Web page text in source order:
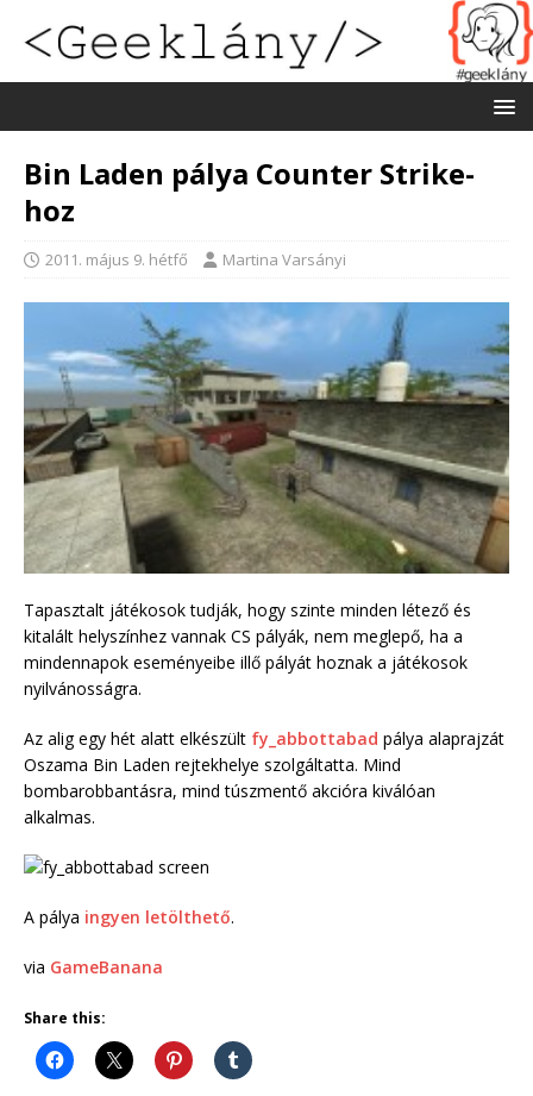
Bin Laden pálya Counter Strike-
hoz
2011. május 9. hétfő Martina Varsányi
Tapasztalt játékosok tudják, hogy szinte minden létező és
kitalált helyszínhez vannak CS pályák, nem meglepő, ha a
mindennapok eseményeibe illő pályát hoznak a játékosok
nyilvánosságra.
Az alig egy hét alatt elkészült fy_abbottabad pálya alaprajzát
Oszama Bin Laden rejtekhelye szolgáltatta. Mind
bombarobbantásra, mind túszmentő akcióra kiválóan
alkalmas.
A pálya ingyen letölthető.
via GameBanana
Share this: